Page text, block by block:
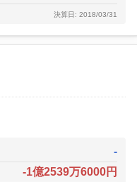
決算日: 2018/03/31
-
-1億2539万6000円